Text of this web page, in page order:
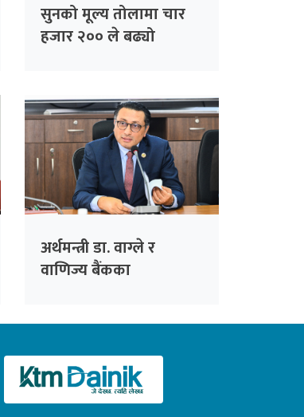
सुनको मूल्य तोलामा चार
हजार २०० ले बढ्यो
अर्थमन्त्री डा. वाग्ले र
वाणिज्य बैंकका